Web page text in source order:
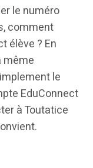
le numéro
comment
élève ? En
même
le
EduConnect
à Toutatice